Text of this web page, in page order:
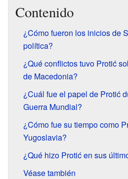
Contenido
¿Cómo fueron los inicios de
política?
¿Qué conflictos tuvo Protić
de Macedonia?
¿Cuál fue el papel de Protić
Guerra Mundial?
¿Cómo fue su tiempo como
Yugoslavia?
¿Qué hizo Protić en sus
Véase también